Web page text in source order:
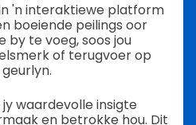
'n interaktiewe platform
boeiende peilings oor
te voeg, soos jou
of terugvoer op
waardevolle insigte
en betrokke hou. Dit